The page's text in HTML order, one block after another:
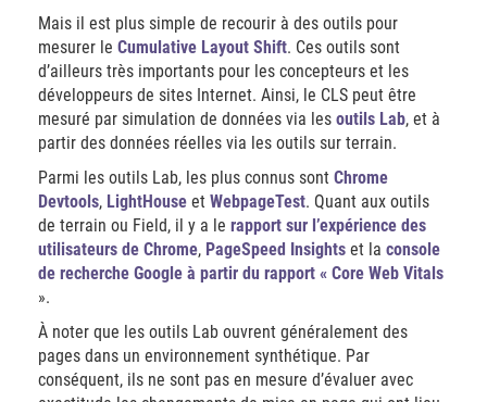
Mais il est plus simple de recourir à des outils pour
mesurer le Cumulative Layout Shift. Ces outils sont
d’ailleurs très importants pour les concepteurs et les
développeurs de sites Internet. Ainsi, le CLS peut être
mesuré par simulation de données via les outils Lab, et à
partir des données réelles via les outils sur terrain.
Parmi les outils Lab, les plus connus sont Chrome
Devtools, LightHouse et WebpageTest. Quant aux outils
de terrain ou Field, il y a le rapport sur l’expérience des
utilisateurs de Chrome, PageSpeed Insights et la console
de recherche Google à partir du rapport « Core Web Vitals
».
À noter que les outils Lab ouvrent généralement des
pages dans un environnement synthétique. Par
conséquent, ils ne sont pas en mesure d’évaluer avec